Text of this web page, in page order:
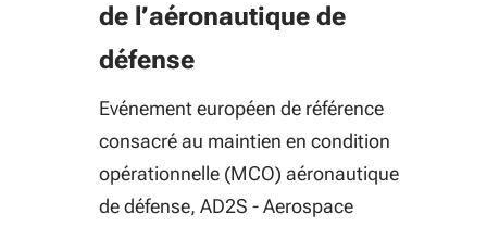
de l’aéronautique de
défense
Evénement européen de référence
consacré au maintien en condition
opérationnelle (MCO) aéronautique
de défense, AD2S - Aerospace